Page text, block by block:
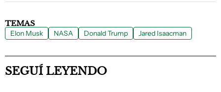
TEMAS
Elon Musk NASA Donald Trump Jared Isaacman
SEGUÍ LEYENDO